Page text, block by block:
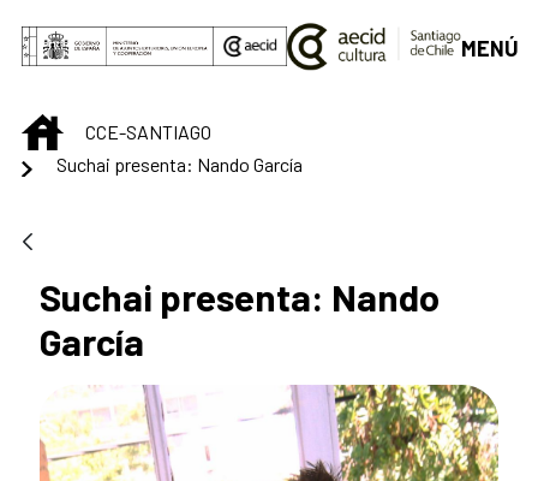
Saut au contenu principal
MENÚ
INICIOCCE-SANTIAGO
Suchai presenta: Nando García
Suchai presenta: Nando
García